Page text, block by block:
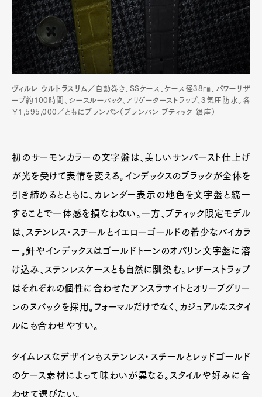
ヴィルレ ウルトラスリム／ 自動巻き、SSケース、ケース径38㎜、パワーリザ
ーブ約100時間、シースルーバック、アリゲーターストラップ、3気圧防水。各
￥1,595,000／ともにブランパン（ブランパン ブティック 銀座）
初のサーモンカラーの文字盤は、美しいサンバースト仕上げ
が光を受けて表情を変える。インデックスのブラックが全体を
引き締めるとともに、カレンダー表示の地色を文字盤と統一
することで一体感を損なわない。一方、ブティック限定モデル
は、ステンレス・スチールとイエローゴールドの希少なバイカラ
ー。針やインデックスはゴールドトーンのオパリン文字盤に溶
け込み、ステンレスケースとも自然に馴染む。レザーストラップ
はそれぞれの個性に合わせたアンスラサイトとオリーブグリー
ンのヌバックを採用。フォーマルだけでなく、カジュアルなスタイ
ルにも合わせやすい。
タイムレスなデザインもステンレス・スチールとレッドゴールド
のケース素材によって味わいが異なる。スタイルや好みに合
わせて選びたい。